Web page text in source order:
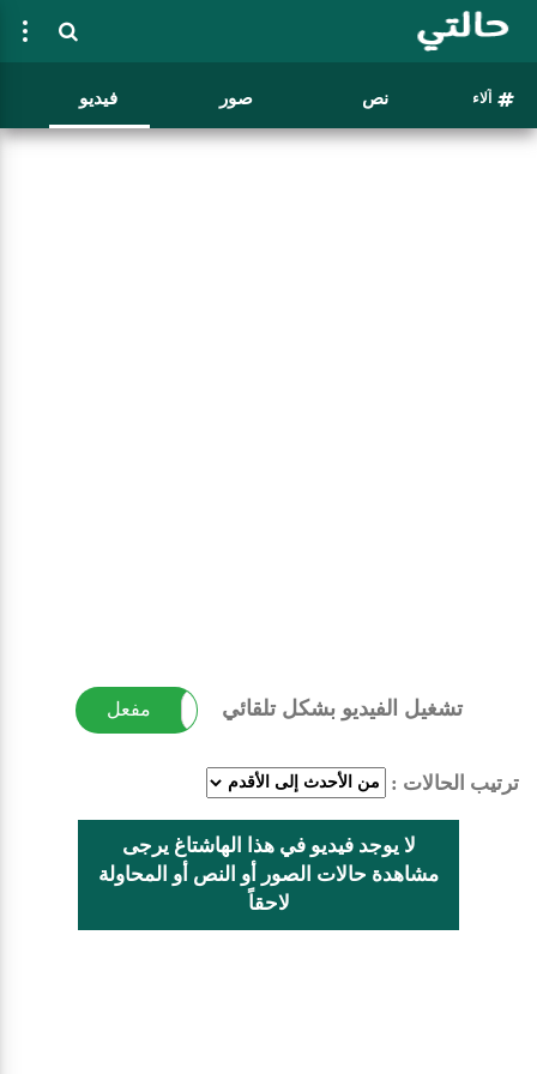
آلاء نص صور فيديو
تشغيل الفيديو بشكل تلقائي مفعل غير مفعل
ترتيب الحالات :
لا يوجد فيديو في هذا الهاشتاغ يرجى
مشاهدة حالات الصور أو النص أو المحاولة
لاحقاً